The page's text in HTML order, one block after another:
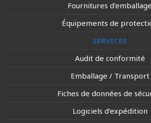
Fournitures d'emballage
Équipements de
SERVICES
Audit de conformité
Emballage / Transport
Fiches de données de
Logiciels d’expédition